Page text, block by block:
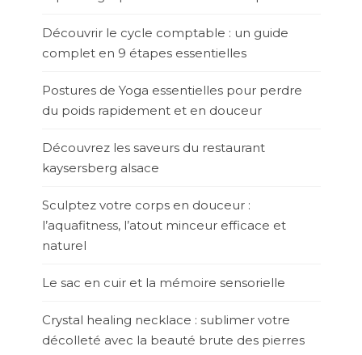
Découvrir le cycle comptable : un guide
complet en 9 étapes essentielles
Postures de Yoga essentielles pour perdre
du poids rapidement et en douceur
Découvrez les saveurs du restaurant
kaysersberg alsace
Sculptez votre corps en douceur :
l’aquafitness, l’atout minceur efficace et
naturel
Le sac en cuir et la mémoire sensorielle
Crystal healing necklace : sublimer votre
décolleté avec la beauté brute des pierres